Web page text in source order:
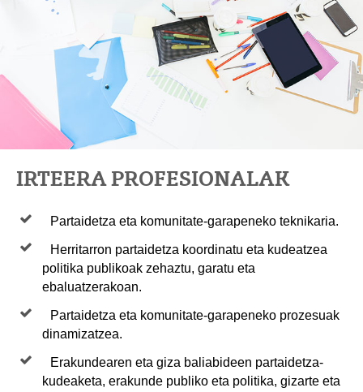
IRTEERA PROFESIONALAK
Partaidetza eta komunitate-garapeneko teknikaria.
Herritarron partaidetza koordinatu eta kudeatzea
politika publikoak zehaztu, garatu eta
ebaluatzerakoan.
Partaidetza eta komunitate-garapeneko prozesuak
dinamizatzea.
Erakundearen eta giza baliabideen partaidetza-
kudeaketa, erakunde publiko eta politika, gizarte eta